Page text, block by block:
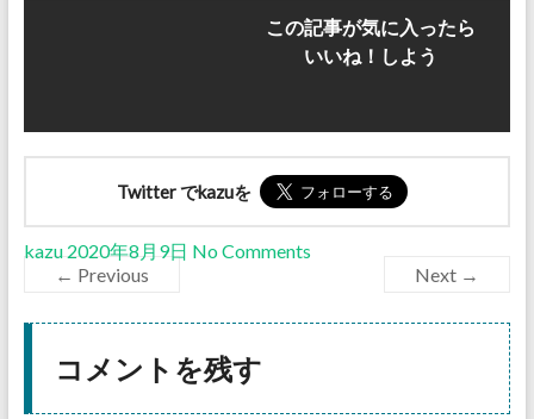
この記事が気に入ったら
いいね！しよう
Twitter でkazuを
kazu 2020年8月9日 No Comments
← Previous
Next →
コメントを残す